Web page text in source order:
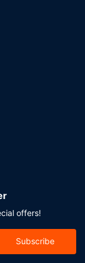
biztosított a
offers!
Subscribe